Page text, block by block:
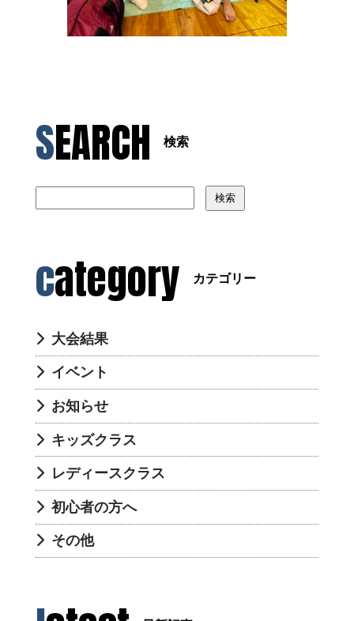
SEARCH 検索
検索
category カテゴリー
大会結果
イベント
お知らせ
キッズクラス
レディースクラス
初心者の方へ
その他